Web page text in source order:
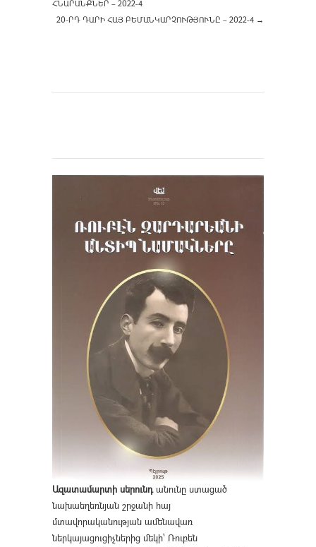
ՀՆԱՐԱՆՔՆԵՐ – 2022-4
20-ՐԴ ԴԱՐԻ ՀԱՅ ԲԵՄԱՆԿԱՐՉՈՒԹՅՈՒՆԸ – 2022-4 →
Ազատամարտի սերունդանունը ստացած
նախաեղեռնյան շրջանի հայ
մտավորականության ամենավառ
ներկայացուցիչներից մեկի՝ Ռուբեն